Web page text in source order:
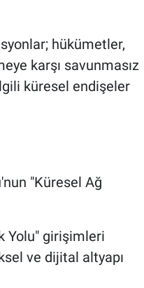
hükümetler,
karşı savunmasız
küresel endişeler
"Küresel Ağ
Yolu" girişimleri
ve dijital altyapı